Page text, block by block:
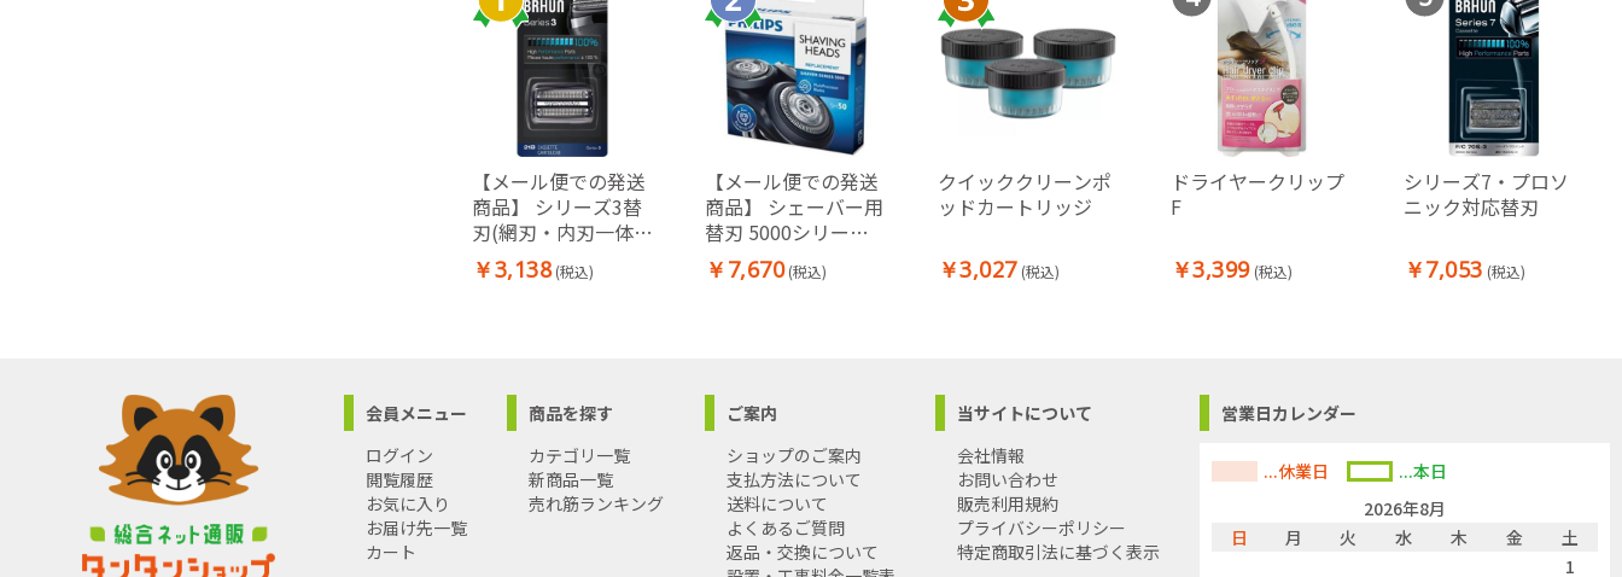
【メール便での発送
商品】 シリーズ3替
刃(網刃・内刃一体型
カセット)
￥3,138 (税込)
【メール便での発送
商品】 シェーバー用
替刃 5000シリーズ
用
￥7,670 (税込)
クイッククリーンポ
ッドカートリッジ
￥3,027 (税込)
ドライヤークリップ
F
￥3,399 (税込)
シリーズ7・プロソ
ニック対応替刃
￥7,053 (税込)
会員メニュー
ログイン
閲覧履歴
お気に入り
お届け先一覧
カート
商品を探す
カテゴリ一覧
新商品一覧
売れ筋ランキング
ご案内
ショップのご案内
支払方法について
送料について
よくあるご質問
返品・交換について
当サイトについて
会社情報
お問い合わせ
販売利用規約
プライバシーポリシー
特定商取引法に基づく表示
営業日カレンダー
...休業日
...本日
2026年8月
日
月 火 水 木 金
土
1